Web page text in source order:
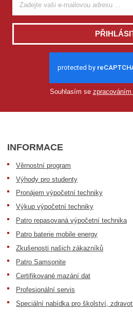
Souhlasím se
INFORMACE
Věrnostní program
Výhody pro studenty
Pronájem výpočetní techniky
Výkup výpočetní techniky
Patro repasovaná výpočetní technika
Patro baterie mobile energy
Zkušenosti našich zákazníků
Patro Samsonite
Certifikované mazání dat
Profesionální servis
Speciální nabídka pro školství,